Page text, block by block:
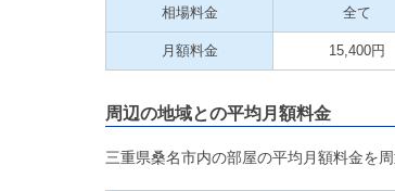
相場料金 全て
月額料金 15,400円
周辺の地域との平均月額料金
三重県桑名市内の部屋の平均月額料金を